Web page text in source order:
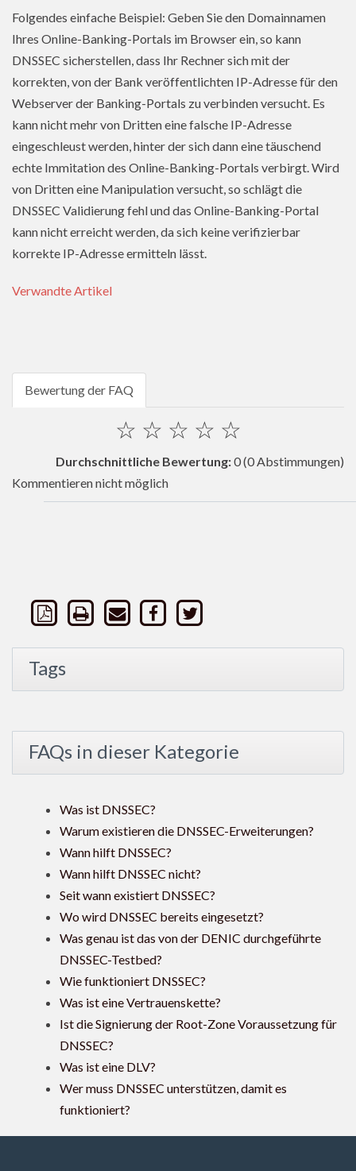
Folgendes einfache Beispiel: Geben Sie den Domainnamen
Ihres Online-Banking-Portals im Browser ein, so kann
DNSSEC sicherstellen, dass Ihr Rechner sich mit der
korrekten, von der Bank veröffentlichten IP-Adresse für den
Webserver der Banking-Portals zu verbinden versucht. Es
kann nicht mehr von Dritten eine falsche IP-Adresse
eingeschleust werden, hinter der sich dann eine täuschend
echte Immitation des Online-Banking-Portals verbirgt. Wird
von Dritten eine Manipulation versucht, so schlägt die
DNSSEC Validierung fehl und das Online-Banking-Portal
kann nicht erreicht werden, da sich keine verifizierbar
korrekte IP-Adresse ermitteln lässt.
Verwandte Artikel
Bewertung der FAQ
☆
☆
☆
☆
☆
Durchschnittliche Bewertung:0(0 Abstimmungen)
Kommentieren nicht möglich
Tags
FAQs in dieser Kategorie
Was ist DNSSEC?
Warum existieren die DNSSEC-Erweiterungen?
Wann hilft DNSSEC?
Wann hilft DNSSEC nicht?
Seit wann existiert DNSSEC?
Wo wird DNSSEC bereits eingesetzt?
Was genau ist das von der DENIC durchgeführte
DNSSEC-Testbed?
Wie funktioniert DNSSEC?
Was ist eine Vertrauenskette?
Ist die Signierung der Root-Zone Voraussetzung für
DNSSEC?
Was ist eine DLV?
Wer muss DNSSEC unterstützen, damit es
funktioniert?